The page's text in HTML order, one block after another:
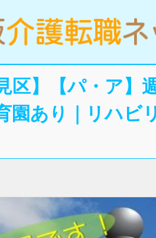
区】【パ・ア】
園あり｜リハビ